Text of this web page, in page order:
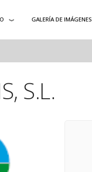
GALERÍA DE IMÁGENES
S.L.